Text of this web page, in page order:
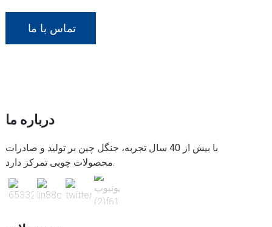
تماس با ما
درباره ما
با بیش از 40 سال تجربه، جنگل چین بر تولید و صادرات
محصولات چوبی تمرکز دارد.